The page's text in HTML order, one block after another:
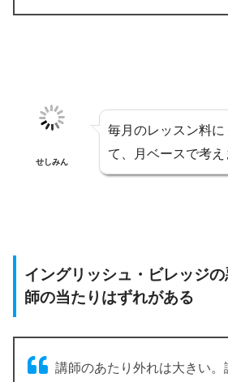
せしみん
毎月のレッスン料に
て、月ベースで考え
イングリッシュ・ビレッジ
師の当たりはずれがある
講師のあたり外れは大きい